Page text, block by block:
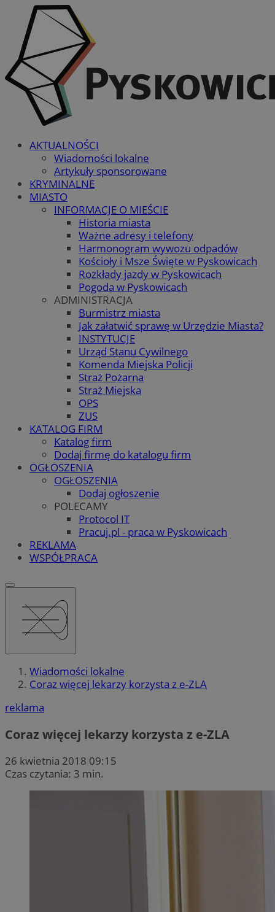
AKTUALNOŚCI
Wiadomości lokalne
Artykuły sponsorowane
KRYMINALNE
MIASTO
INFORMACJE O MIEŚCIE
Historia miasta
Ważne adresy i telefony
Harmonogram wywozu odpadów
Kościoły i Msze Święte w Pyskowicach
Rozkłady jazdy w Pyskowicach
Pogoda w Pyskowicach
ADMINISTRACJA
Burmistrz miasta
Jak załatwić sprawę w Urzędzie Miasta?
INSTYTUCJE
Urząd Stanu Cywilnego
Komenda Miejska Policji
Straż Pożarna
Straż Miejska
OPS
ZUS
KATALOG FIRM
Katalog firm
Dodaj firmę do katalogu firm
OGŁOSZENIA
OGŁOSZENIA
Dodaj ogłoszenie
POLECAMY
Protocol IT
Pracuj.pl - praca w Pyskowicach
REKLAMA
WSPÓŁPRACA
Wiadomości lokalne
Coraz więcej lekarzy korzysta z e-ZLA
reklama
Coraz więcej lekarzy korzysta z e-ZLA
26 kwietnia 2018 09:15
Czas czytania: 3 min.